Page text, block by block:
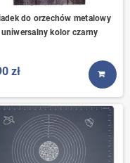
do orzechów metalowy
uniwersalny kolor czarny
zł
KUP